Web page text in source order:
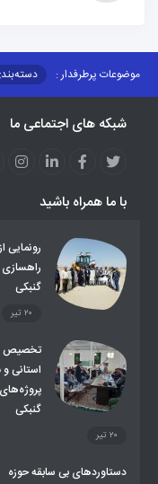
موضوعات پرطرفدار :
مزایدات و مناقصات
عملکردها
عشایر استان
روند ساماندهی عشایر داوطلب
تشکیلات اداری
شبکه های اجتماعی ما
با ما همراه باشید
رونمایی
راهسازی
گنبکی
۲۰ تیر
تخصیص
استانی
گنبکی
۲۰ تیر
دستاوردهای بی سابقه حوزه